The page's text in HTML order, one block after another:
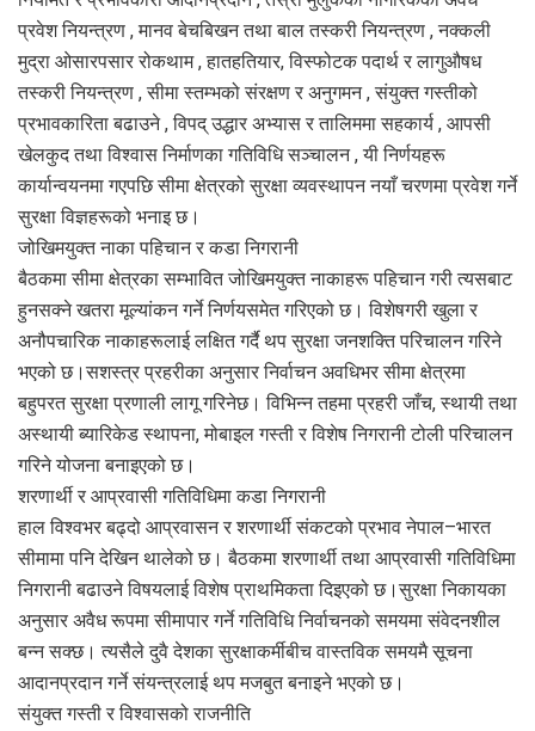
प्रवेश नियन्त्रण , मानव बेचबिखन तथा बाल तस्करी नियन्त्रण , नक्कली
मुद्रा ओसारपसार रोकथाम , हातहतियार, विस्फोटक पदार्थ र लागुऔषध
तस्करी नियन्त्रण , सीमा स्तम्भको संरक्षण र अनुगमन , संयुक्त गस्तीको
प्रभावकारिता बढाउने , विपद् उद्धार अभ्यास र तालिममा सहकार्य , आपसी
खेलकुद तथा विश्वास निर्माणका गतिविधि सञ्चालन , यी निर्णयहरू
कार्यान्वयनमा गएपछि सीमा क्षेत्रको सुरक्षा व्यवस्थापन नयाँ चरणमा प्रवेश गर्ने
सुरक्षा विज्ञहरूको भनाइ छ।
जोखिमयुक्त नाका पहिचान र कडा निगरानी
बैठकमा सीमा क्षेत्रका सम्भावित जोखिमयुक्त नाकाहरू पहिचान गरी त्यसबाट
हुनसक्ने खतरा मूल्यांकन गर्ने निर्णयसमेत गरिएको छ। विशेषगरी खुला र
अनौपचारिक नाकाहरूलाई लक्षित गर्दै थप सुरक्षा जनशक्ति परिचालन गरिने
भएको छ।सशस्त्र प्रहरीका अनुसार निर्वाचन अवधिभर सीमा क्षेत्रमा
बहुपरत सुरक्षा प्रणाली लागू गरिनेछ। विभिन्न तहमा प्रहरी जाँच, स्थायी तथा
अस्थायी ब्यारिकेड स्थापना, मोबाइल गस्ती र विशेष निगरानी टोली परिचालन
गरिने योजना बनाइएको छ।
शरणार्थी र आप्रवासी गतिविधिमा कडा निगरानी
हाल विश्वभर बढ्दो आप्रवासन र शरणार्थी संकटको प्रभाव नेपाल–भारत
सीमामा पनि देखिन थालेको छ। बैठकमा शरणार्थी तथा आप्रवासी गतिविधिमा
निगरानी बढाउने विषयलाई विशेष प्राथमिकता दिइएको छ।सुरक्षा निकायका
अनुसार अवैध रूपमा सीमापार गर्ने गतिविधि निर्वाचनको समयमा संवेदनशील
बन्न सक्छ। त्यसैले दुवै देशका सुरक्षाकर्मीबीच वास्तविक समयमै सूचना
आदानप्रदान गर्ने संयन्त्रलाई थप मजबुत बनाइने भएको छ।
संयुक्त गस्ती र विश्वासको राजनीति